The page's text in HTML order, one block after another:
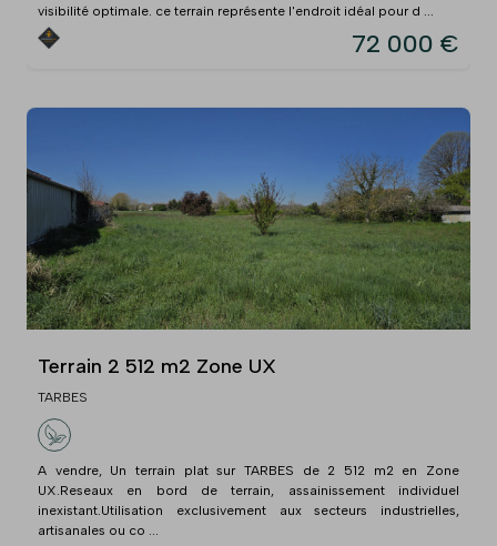
visibilité optimale. ce terrain représente l'endroit idéal pour d ...
72 000 €
Terrain 2 512 m2 Zone UX
TARBES
A vendre, Un terrain plat sur TARBES de 2 512 m2 en Zone
UX.Reseaux en bord de terrain, assainissement individuel
inexistant.Utilisation exclusivement aux secteurs industrielles,
artisanales ou co ...